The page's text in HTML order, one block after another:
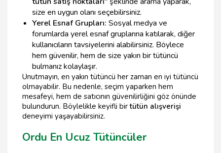
size en uygun olanı seçebilirsiniz.
Yerel Esnaf Grupları: Sosyal medya ve
forumlarda yerel esnaf gruplarına katılarak, diğer
kullanıcıların tavsiyelerini alabilirsiniz. Böylece
hem güvenilir, hem de size yakın bir tütüncü
bulmanız kolaylaşır.
Unutmayın, en yakın tütüncü her zaman en iyi tütüncü
olmayabilir. Bu nedenle, seçim yaparken hem
mesafeyi, hem de satıcının güvenilirliğini göz önünde
bulundurun. Böylelikle keyifli birtütün alışverişi
deneyimi yaşayabilirsiniz.
Ordu En Ucuz Tütüncüler